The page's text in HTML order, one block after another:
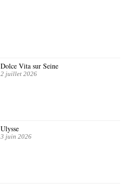
Dolce Vita sur Seine
2 juillet 2026
Ulysse
3 juin 2026